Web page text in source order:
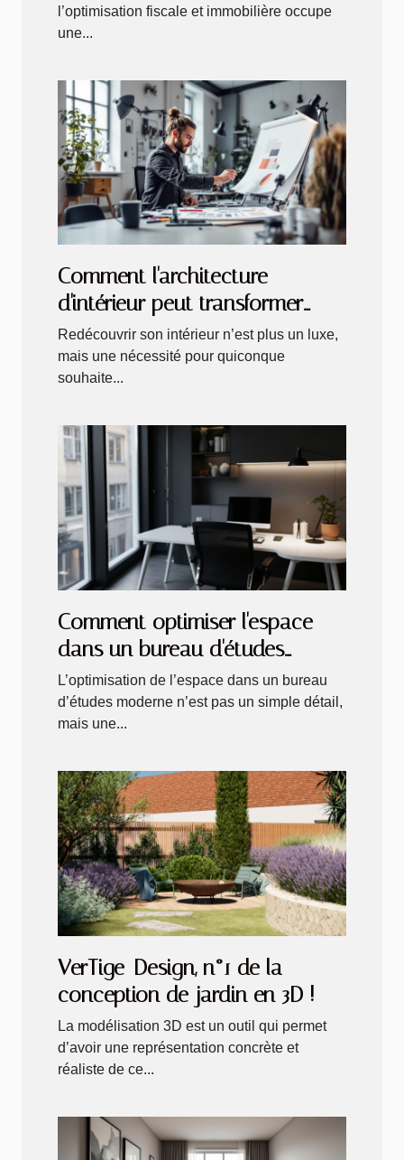
l’optimisation fiscale et immobilière occupe
une...
Comment l'architecture
d'intérieur peut transformer
votre espace de vie ?
Redécouvrir son intérieur n’est plus un luxe,
mais une nécessité pour quiconque
souhaite...
Comment optimiser l'espace
dans un bureau d'études
moderne ?
L’optimisation de l’espace dans un bureau
d’études moderne n’est pas un simple détail,
mais une...
VerTige-Design, n°1 de la
conception de jardin en 3D !
La modélisation 3D est un outil qui permet
d’avoir une représentation concrète et
réaliste de ce...